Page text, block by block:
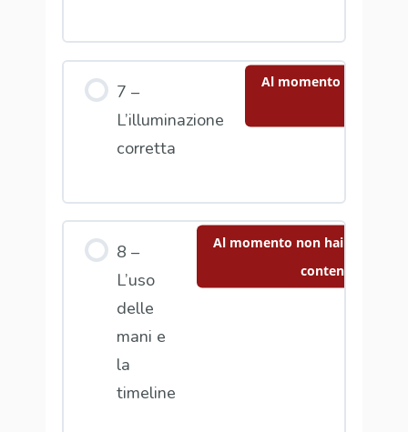
7 –
L’illuminazione
corretta
Al momento non hai
8 –
L’uso
delle
mani e
la
timeline
Al momento non hai accesso
contenuto